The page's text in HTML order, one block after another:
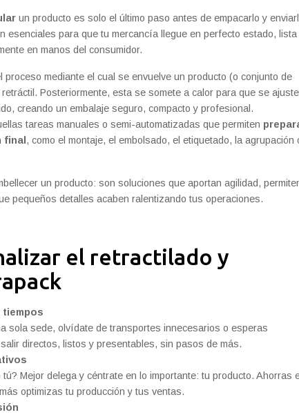
un producto es solo el último paso antes de empacarlo y
esenciales para que tu mercancía llegue en perfecto estado, lista
en manos del consumidor.
proceso mediante el cual se envuelve un producto (o conjunto de
Posteriormente, esta se somete a calor para que se ajuste
creando un embalaje seguro, compacto y profesional.
tareas manuales o semi-automatizadas que permiten
final , como el montaje, el embolsado, el etiquetado, la agrupación
un producto: son soluciones que aportan agilidad,
pequeños detalles acaben ralentizando tus operaciones.
el retractilado y
tiempos
sola sede, olvídate de transportes innecesarios o esperas
directos, listos y presentables, sin pasos de más.
Mejor delega y céntrate en lo importante: tu producto. Ahorras
optimizas tu producción y tus ventas.